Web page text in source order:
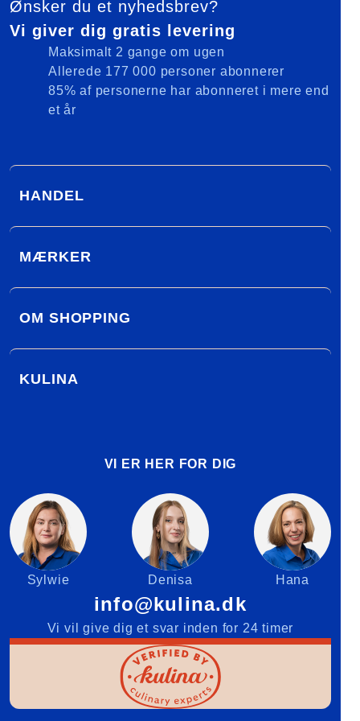
Ønsker du et nyhedsbrev?
Vi giver dig gratis levering
Maksimalt 2 gange om ugen
Allerede 177 000 personer abonnerer
85% af personerne har abonneret i mere end
et år
HANDEL
MÆRKER
OM SHOPPING
KULINA
VI ER HER FOR DIG
Sylwie Denisa Hana
info@kulina.dk
Vi vil give dig et svar inden for 24 timer